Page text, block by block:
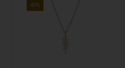
40%